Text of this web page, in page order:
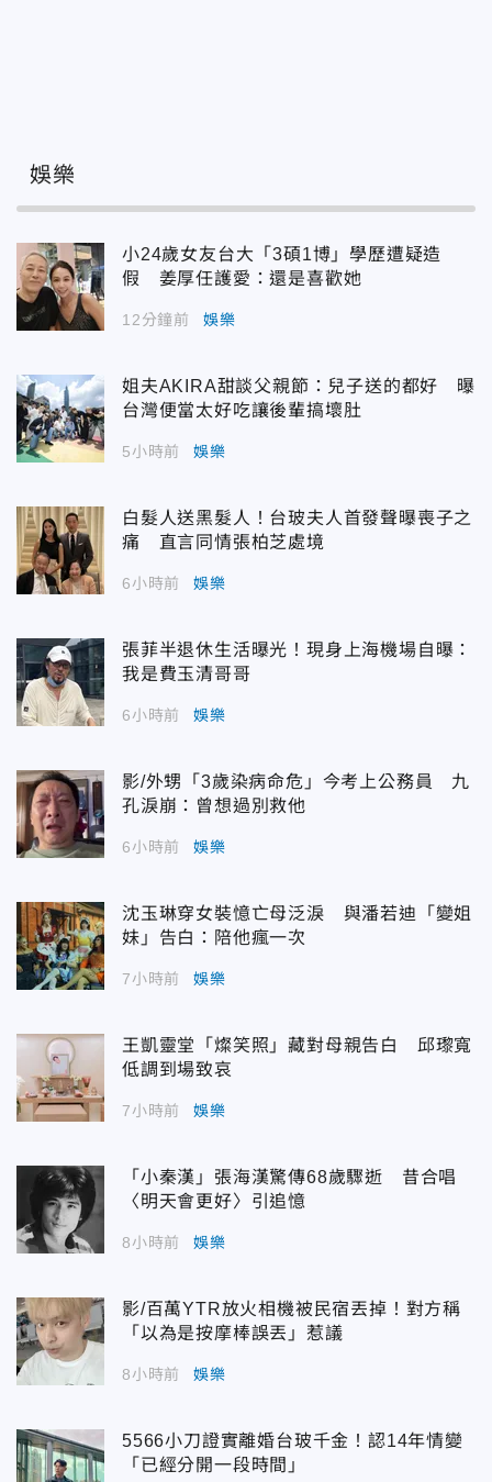
娛樂
小24歲女友台大「3碩1博」學歷遭疑造
假 姜厚任護愛：還是喜歡她
12分鐘前 娛樂
姐夫AKIRA甜談父親節：兒子送的都好 曝
台灣便當太好吃讓後輩搞壞肚
5小時前 娛樂
白髮人送黑髮人！台玻夫人首發聲曝喪子之
痛 直言同情張柏芝處境
6小時前 娛樂
張菲半退休生活曝光！現身上海機場自曝：
我是費玉清哥哥
6小時前 娛樂
影/外甥「3歲染病命危」今考上公務員 九
孔淚崩：曾想過別救他
6小時前 娛樂
沈玉琳穿女裝憶亡母泛淚 與潘若迪「變姐
妹」告白：陪他瘋一次
7小時前 娛樂
王凱靈堂「燦笑照」藏對母親告白 邱瓈寬
低調到場致哀
7小時前 娛樂
「小秦漢」張海漢驚傳68歲驟逝 昔合唱
〈明天會更好〉引追憶
8小時前 娛樂
影/百萬YTR放火相機被民宿丟掉！對方稱
「以為是按摩棒誤丟」惹議
8小時前 娛樂
5566小刀證實離婚台玻千金！認14年情變
「已經分開一段時間」